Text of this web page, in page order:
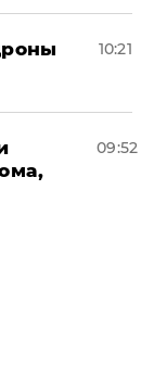
10:21
09:52